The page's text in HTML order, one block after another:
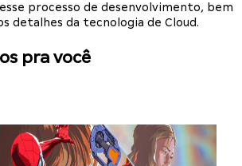
processo de desenvolvimento, bem
detalhes da tecnologia de Cloud.
pra você